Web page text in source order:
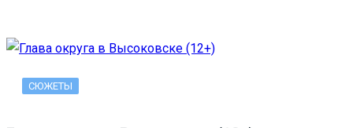
СЮЖЕТЫ